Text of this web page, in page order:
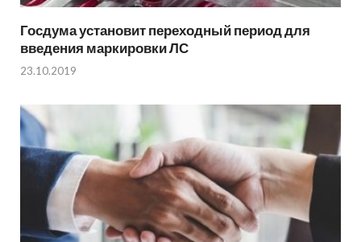
Госдума установит переходный период для
введения маркировки ЛС
23.10.2019